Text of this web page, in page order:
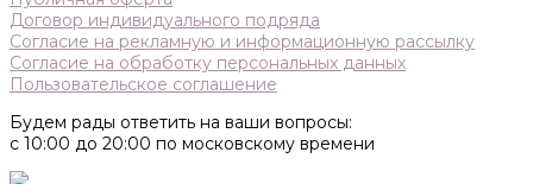
Договор индивидуального подряда
Согласие на рекламную и информационную рассылку
Согласие на обработку персональных данных
Пользовательское соглашение
Будем рады ответить на ваши вопросы:
с 10:00 до 20:00 по московскому времени